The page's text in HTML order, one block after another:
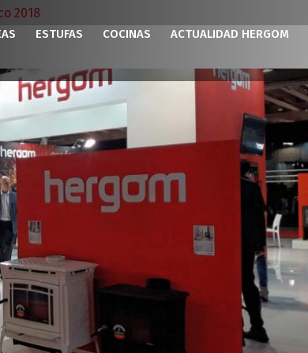
ESTUFAS COCINAS ACTUALIDAD HERGOM
2018